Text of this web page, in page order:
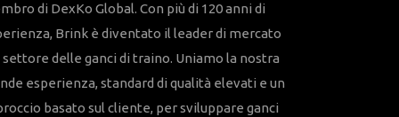
di DexKo Global. Con più di 120 anni di
Brink è diventato il leader di mercato
settore delle ganci di traino. Uniamo la nostra
esperienza, standard di qualità elevati e un
basato sul cliente, per sviluppare ganci